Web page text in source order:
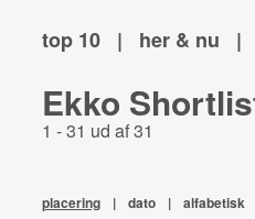
top 10
| her & nu |
Ekko
1 - 31 ud af 31
placering | dato | alfabetisk